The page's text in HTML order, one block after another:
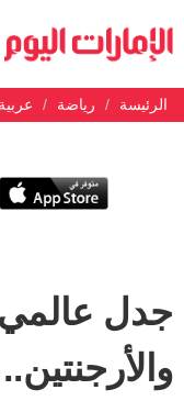
الرئيسة رياضة
جدل